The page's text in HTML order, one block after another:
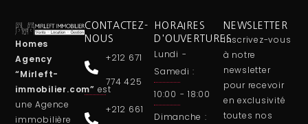
Homes
Agency
“Mirleft-
immobilier.com” est
une Agence
immobilière
CONTACTEZ-
NOUS
+212 671
774 425
+212 661
HORAIRES
D'OUVERTURES
Lundi -
Samedi :
10:00 - 18:00
Dimanche :
NEWSLETTER
Inscrivez-vous
à notre
newsletter
pour recevoir
en exclusivité
toutes nos